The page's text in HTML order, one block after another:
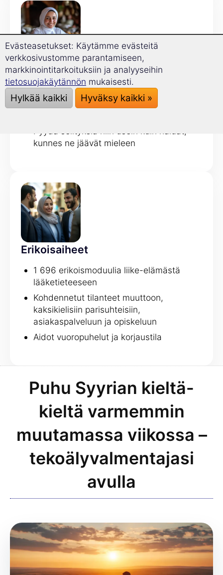
Kielioppivalmentaja
120 kielioppiaihetta
Säännöt selitetään suoraan esimerkkien
kunnes ne jäävät mieleen
Erikoisaiheet
1 696 erikoismoduulia liike-elämästä
lääketieteeseen
Kohdennetut tilanteet muuttoon,
kaksikielisiin parisuhteisiin,
asiakaspalveluun ja opiskeluun
Aidot vuoropuhelut ja korjaustila
Puhu Syyrian kieltä-
kieltä varmemmin
muutamassa viikossa –
tekoälyvalmentajasi
avulla
Evästeasetukset: Käytämme evästeitä
verkkosivustomme parantamiseen,
markkinointitarkoituksiin ja analyyseihin
tietosuojakäytännön mukaisesti.
Hylkää kaikki Hyväksy kaikki »